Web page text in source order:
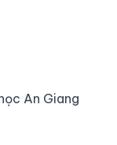
An Giang